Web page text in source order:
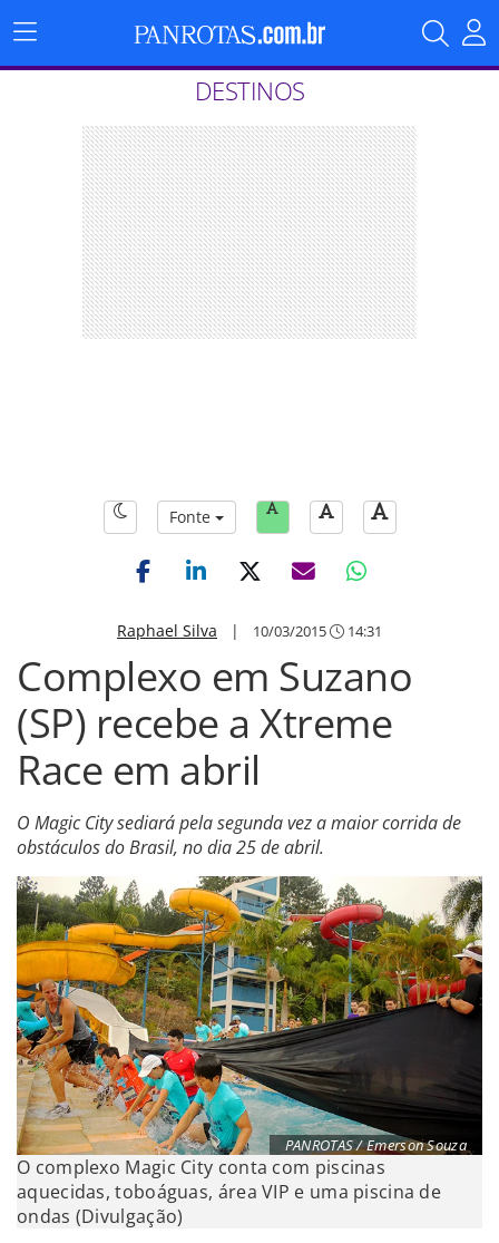
Menu
Principal
DESTINOS
Fonte
Raphael Silva | 10/03/2015 14:31
Complexo em Suzano
(SP) recebe a Xtreme
Race em abril
O Magic City sediará pela segunda vez a maior corrida de
obstáculos do Brasil, no dia 25 de abril.
PANROTAS / Emerson Souza
O complexo Magic City conta com piscinas
aquecidas, toboáguas, área VIP e uma piscina de
ondas (Divulgação)